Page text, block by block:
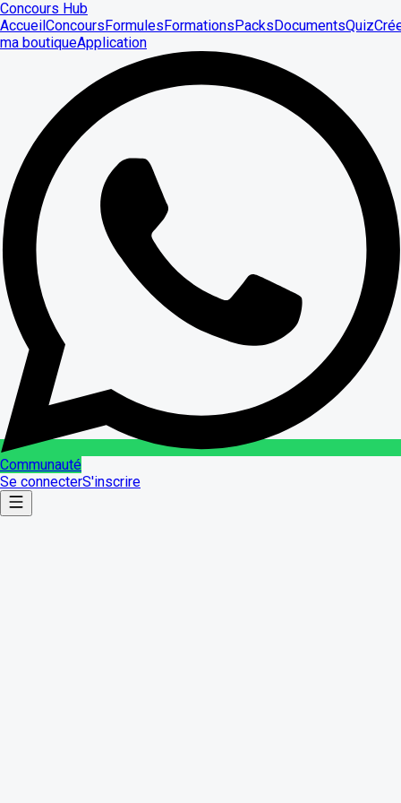
Concours Hub
AccueilConcoursFormulesFormationsPacksDocumentsQuiz
ma boutiqueApplication
Communauté
Se connecterS'inscrire